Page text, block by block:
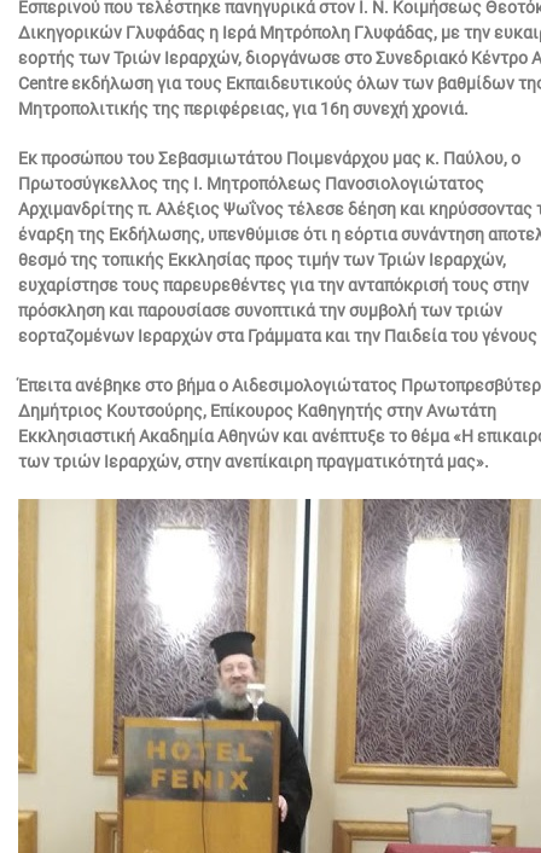
Εσπερινού που τελέστηκε πανηγυρικά στον Ι. Ν. Κοιμήσεως
Δικηγορικών Γλυφάδας η Ιερά Μητρόπολη Γλυφάδας, με την
εορτής των Τριών Ιεραρχών, διοργάνωσε στο Συνεδριακό Κέντρο
Centre εκδήλωση για τους Εκπαιδευτικούς όλων των βαθμίδων
Μητροπολιτικής της περιφέρειας, για 16η συνεχή χρονιά.
Εκ προσώπου του Σεβασμιωτάτου Ποιμενάρχου μας κ. Παύλου, ο
Πρωτοσύγκελλος της Ι. Μητροπόλεως Πανοσιολογιώτατος
Αρχιμανδρίτης π. Αλέξιος Ψωΐνος τέλεσε δέηση και κηρύσσοντας
έναρξη της Εκδήλωσης, υπενθύμισε ότι η εόρτια συνάντηση
θεσμό της τοπικής Εκκλησίας προς τιμήν των Τριών Ιεραρχών,
ευχαρίστησε τους παρευρεθέντες για την ανταπόκρισή τους στην
πρόσκληση και παρουσίασε συνοπτικά την συμβολή των τριών
εορταζομένων Ιεραρχών στα Γράμματα και την Παιδεία του
Έπειτα ανέβηκε στο βήμα ο Αιδεσιμολογιώτατος
Δημήτριος Κουτσούρης, Επίκουρος Καθηγητής στην Ανωτάτη
Εκκλησιαστική Ακαδημία Αθηνών και ανέπτυξε το θέμα «Η
των τριών Ιεραρχών, στην ανεπίκαιρη πραγματικότητά μας».